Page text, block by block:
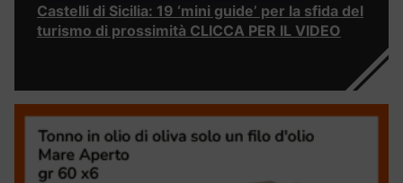
Castelli di Sicilia: 19 ‘mini guide’ per la sfida del
turismo di prossimità CLICCA PER IL VIDEO